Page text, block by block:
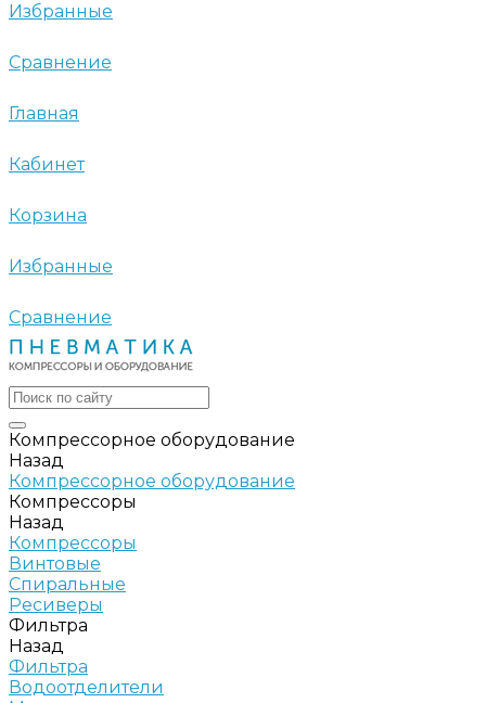
Избранные
Сравнение
Главная
Кабинет
Корзина
Избранные
Сравнение
Компрессорное оборудование
Назад
Компрессорное оборудование
Компрессоры
Назад
Компрессоры
Винтовые
Спиральные
Ресиверы
Фильтра
Назад
Фильтра
Водоотделители